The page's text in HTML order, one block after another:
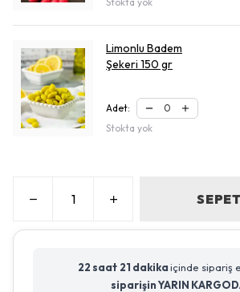
Limonlu Badem
Şekeri 150 gr
Adet:
Stokta yok
22 saat 21 dakikaiçinde sipariş
siparişin YARIN